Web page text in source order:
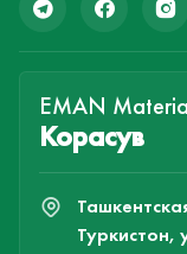
EMAN
Корасув
Туркистон,